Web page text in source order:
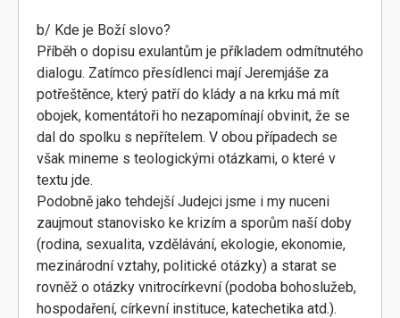
b/ Kde je Boží slovo?
Příběh o dopisu exulantům je příkladem odmítnutého
dialogu. Zatímco přesídlenci mají Jeremjáše za
potřeštěnce, který patří do klády a na krku má mít
obojek, komentátoři ho nezapomínají obvinit, že se
dal do spolku s nepřítelem. V obou případech se
však mineme s teologickými otázkami, o které v
textu jde.
Podobně jako tehdejší Judejci jsme i my nuceni
zaujmout stanovisko ke krizím a sporům naší doby
(rodina, sexualita, vzdělávání, ekologie, ekonomie,
mezinárodní vztahy, politické otázky) a starat se
rovněž o otázky vnitrocírkevní (podoba bohoslužeb,
hospodaření, církevní instituce, katechetika atd.).